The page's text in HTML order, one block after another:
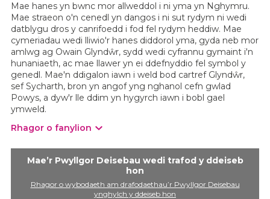
Mae hanes yn bwnc mor allweddol i ni yma yn Nghymru.
Mae straeon o'n cenedl yn dangos i ni sut rydym ni wedi
datblygu dros y canrifoedd i fod fel rydym heddiw. Mae
cymeriadau wedi lliwio'r hanes diddorol yma, gyda neb mor
amlwg ag Owain Glyndŵr, sydd wedi cyfrannu gymaint i'n
hunaniaeth, ac mae llawer yn ei ddefnyddio fel symbol y
genedl. Mae'n ddigalon iawn i weld bod cartref Glyndŵr,
sef Sycharth, bron yn angof yng nghanol cefn gwlad
Powys, a dyw'r lle ddim yn hygyrch iawn i bobl gael
ymweld.
Rhagor o fanylion
Mae’r Pwyllgor Deisebau wedi trafod y ddeiseb
hon
Rhagor o wybodaeth am drafodaethau’r Pwyllgor Deisebau
ynghylch y ddeiseb hon